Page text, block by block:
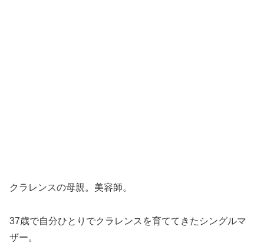
クラレンスの母親。美容師。
37歳で自分ひとりでクラレンスを育ててきたシングルマ
ザー。